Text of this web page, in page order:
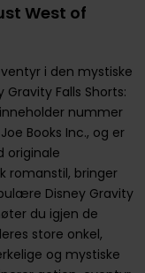
West of
i den mystiske
Falls Shorts:
nummer
Books Inc., og er
originale
romanstil, bringer
Disney Gravity
du igjen de
store onkel,
og mystiske